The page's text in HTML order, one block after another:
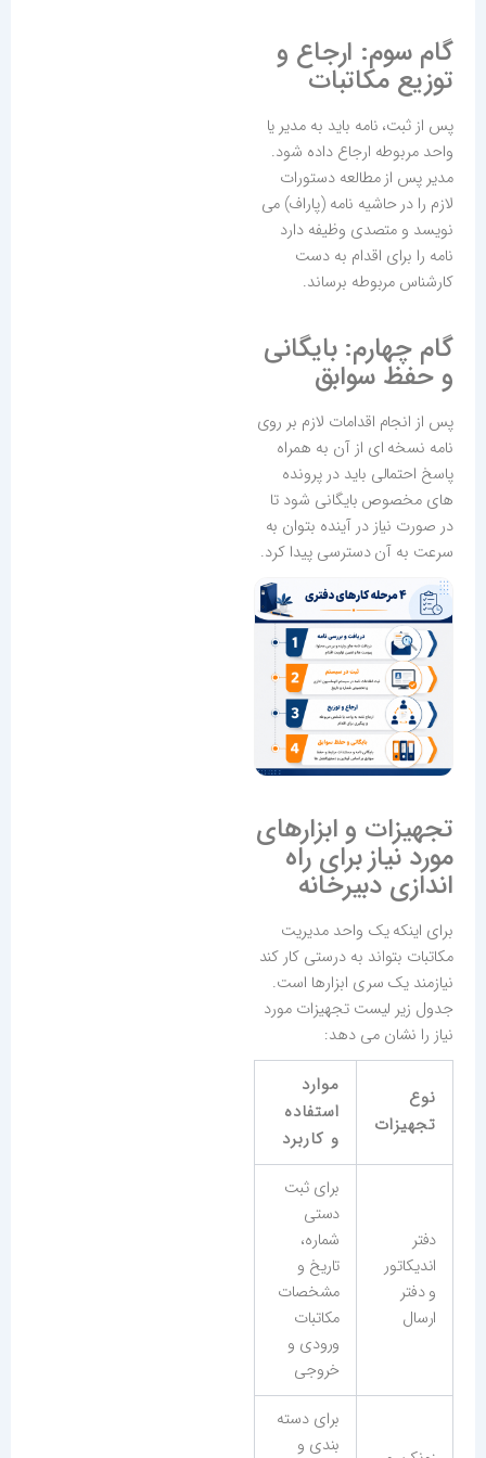
گام سوم: ارجاع و
توزیع مکاتبات
پس از ثبت، نامه باید به مدیر یا
واحد مربوطه ارجاع داده شود.
مدیر پس از مطالعه دستورات
لازم را در حاشیه نامه (پاراف) می
نویسد و متصدی وظیفه دارد
نامه را برای اقدام به دست
کارشناس مربوطه برساند.
گام چهارم: بایگانی
و حفظ سوابق
پس از انجام اقدامات لازم بر روی
نامه نسخه ای از آن به همراه
پاسخ احتمالی باید در پرونده
های مخصوص بایگانی شود تا
در صورت نیاز در آینده بتوان به
سرعت به آن دسترسی پیدا کرد.
تجهیزات و ابزارهای
مورد نیاز برای راه
اندازی دبیرخانه
برای اینکه یک واحد مدیریت
مکاتبات بتواند به درستی کار کند
نیازمند یک سری ابزارها است.
جدول زیر لیست تجهیزات مورد
نیاز را نشان می دهد:
نوع
تجهیزات
موارد
استفاده
و کاربرد
دفتر
اندیکاتور
و دفتر
ارسال
برای ثبت
دستی
شماره،
تاریخ و
مشخصات
مکاتبات
ورودی و
خروجی
برای دسته
بندی و